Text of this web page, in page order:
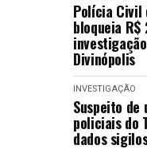
Polícia Civil
bloqueia R$
Divinópolis
INVESTIGAÇÃO
Suspeito de
policiais do
dados